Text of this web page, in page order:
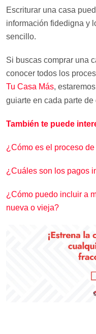
Escriturar una casa
información fidedigna y
sencillo.
Si buscas comprar una
conocer todos los
Tu Casa Más,
guiarte en cada parte de
También te puede
¿Cómo es el proceso
¿Cuáles son los pagos
¿Cómo puedo incluir a
nueva o vieja?